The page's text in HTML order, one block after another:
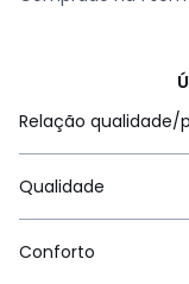
Relação qualidade/
Qualidade
Conforto